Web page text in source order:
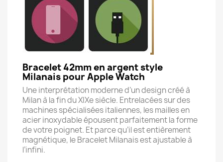
Bracelet 42mm en argent style
Milanais pour Apple Watch
Une interprétation moderne d’un design créé à
Milan à la fin du XIXe siècle. Entrelacées sur des
machines spécialisées italiennes, les mailles en
acier inoxydable épousent parfaitement la forme
de votre poignet. Et parce qu’il est entièrement
magnétique, le Bracelet Milanais est ajustable à
l’infini.